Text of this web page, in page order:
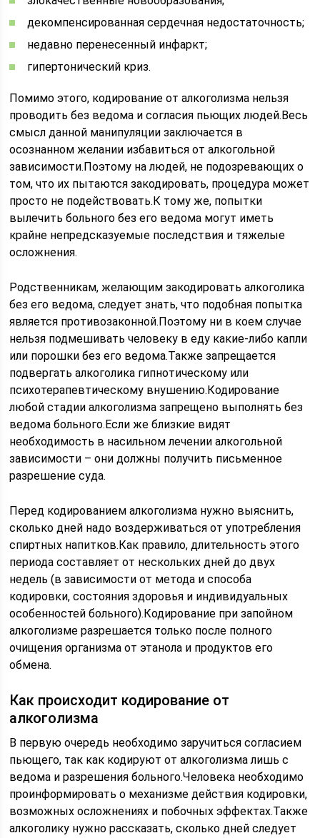
декомпенсированная сердечная недостаточность;
недавно перенесенный инфаркт;
гипертонический криз.
Помимо этого, кодирование от алкоголизма нельзя
проводить без ведома и согласия пьющих людей.Весь
смысл данной манипуляции заключается в
осознанном желании избавиться от алкогольной
зависимости.Поэтому на людей, не подозревающих о
том, что их пытаются закодировать, процедура может
просто не подействовать.К тому же, попытки
вылечить больного без его ведома могут иметь
крайне непредсказуемые последствия и тяжелые
осложнения.
Родственникам, желающим закодировать алкоголика
без его ведома, следует знать, что подобная попытка
является противозаконной.Поэтому ни в коем случае
нельзя подмешивать человеку в еду какие-либо капли
или порошки без его ведома.Также запрещается
подвергать алкоголика гипнотическому или
психотерапевтическому внушению.Кодирование
любой стадии алкоголизма запрещено выполнять без
ведома больного.Если же близкие видят
необходимость в насильном лечении алкогольной
зависимости – они должны получить письменное
разрешение суда.
Перед кодированием алкоголизма нужно выяснить,
сколько дней надо воздерживаться от употребления
спиртных напитков.Как правило, длительность этого
периода составляет от нескольких дней до двух
недель (в зависимости от метода и способа
кодировки, состояния здоровья и индивидуальных
особенностей больного).Кодирование при запойном
алкоголизме разрешается только после полного
очищения организма от этанола и продуктов его
обмена.
Как происходит кодирование от
алкоголизма
В первую очередь необходимо заручиться согласием
пьющего, так как кодируют от алкоголизма лишь с
ведома и разрешения больного.Человека необходимо
проинформировать о механизме действия кодировки,
возможных осложнениях и побочных эффектах.Также
алкоголику нужно рассказать, сколько дней следует